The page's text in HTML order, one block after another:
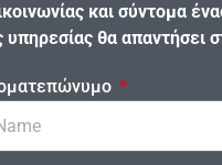
και σύντομα
υπηρεσίας θα απαντήσει